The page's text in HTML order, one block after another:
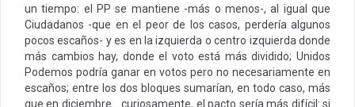
un tiempo: el PP se mantiene -más o menos-, al igual que
Ciudadanos -que en el peor de los casos, perdería algunos
pocos escaños- y es en la izquierda o centro izquierda donde
más cambios hay, donde el voto está más dividido; Unidos
Podemos podría ganar en votos pero no necesariamente en
escaños; entre los dos bloques sumarían, en todo caso, más
que en diciembre… curiosamente, el pacto sería más difícil: si